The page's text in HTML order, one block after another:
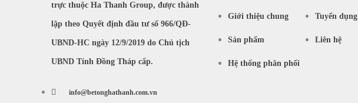
trực thuộc Ha Thanh Group, được thành
lập theo Quyết định đầu tư số 966/QĐ-
UBND-HC ngày 12/9/2019 do Chủ tịch
UBND Tỉnh Đồng Tháp cấp.
info@betonghathanh.com.vn
Giới thiệu chung
Sản phẩm
Hệ thống phân phối
Tuyển dụng
Liên hệ